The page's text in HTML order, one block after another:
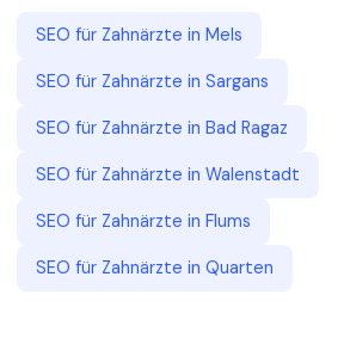
SEO für Zahnärzte in Mels
SEO für Zahnärzte in Sargans
SEO für Zahnärzte in Bad Ragaz
SEO für Zahnärzte in Walenstadt
SEO für Zahnärzte in Flums
SEO für Zahnärzte in Quarten